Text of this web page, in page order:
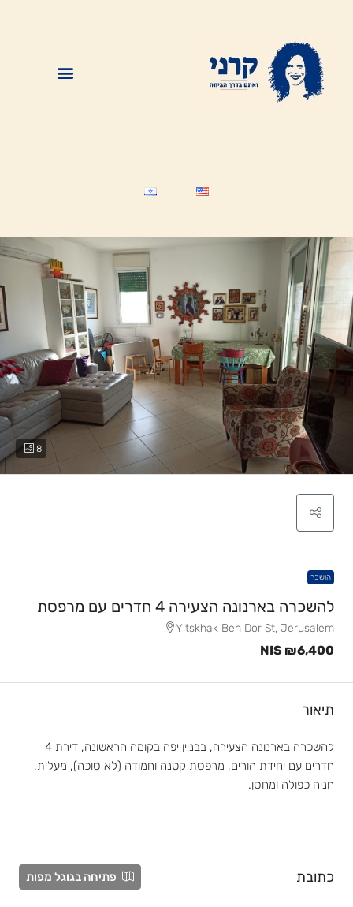
8
הושכר
להשכרה בארנונה הצעירה 4 חדרים עם מרפסת
Yitskhak Ben Dor St, Jerusalem
NIS ₪6,400
תיאור
להשכרה בארנונה הצעירה, בבניין יפה בקומה הראשונה, דירת 4
חדרים עם יחידת הורים, מרפסת קטנה וחמודה (לא סוכה), מעלית,
חניה כפולה ומחסן.
כתובת פתיחה בגוגל מפות